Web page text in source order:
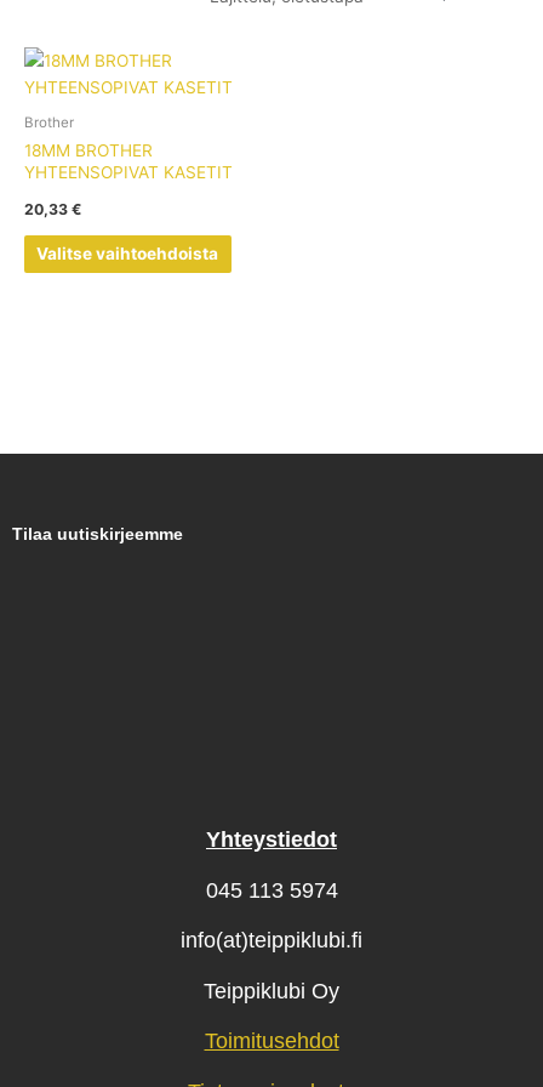
Brother
18MM BROTHER
YHTEENSOPIVAT KASETIT
20,33 €
Valitse vaihtoehdoista
tuotteella
muunnelma.
tuotteen
Tilaa uutiskirjeemme
Yhteystiedot
045 113 5974
info(at)teippiklubi.fi
Teippiklubi Oy
Toimitusehdot